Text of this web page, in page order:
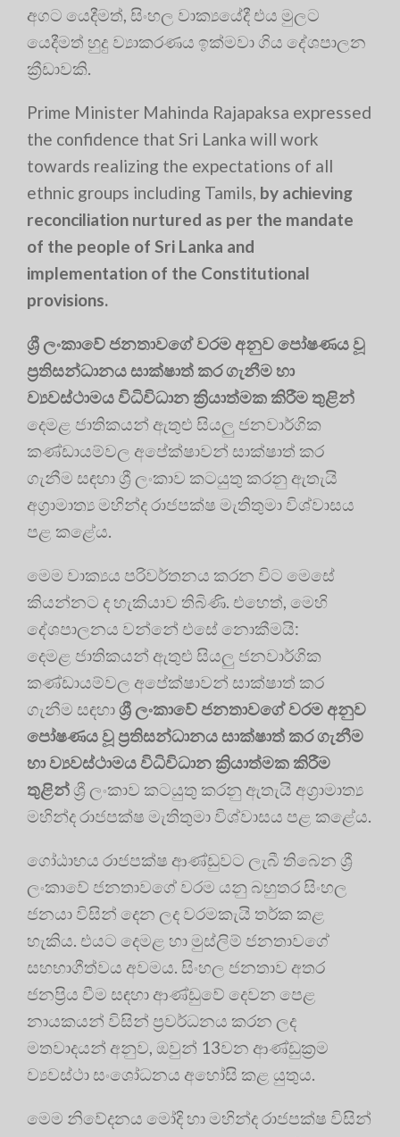
අගට යෙදීමත්, සිංහල වාක්‍යයේදී එය මුලට
යෙදීමත් හුදු ව්‍යාකරණය ඉක්මවා ගිය දේශපාලන
ක්‍රීඩාවකි.
Prime Minister Mahinda Rajapaksa expressed
the confidence that Sri Lanka will work
towards realizing the expectations of all
ethnic groups including Tamils, by achieving
reconciliation nurtured as per the mandate
of the people of Sri Lanka and
implementation of the Constitutional
provisions.
ශ්‍රී ලංකාවේ ජනතාවගේ වරම අනුව පෝෂණය වූ
ප්‍රතිසන්ධානය සාක්ෂාත් කර ගැනීම හා
ව්‍යවස්ථාමය විධිවිධාන ක්‍රියාත්මක කිරීම තුළින්
දෙමළ ජාතිකයන් ඇතුළු සියලු ජනවාර්ගික
කණ්ඩායම්වල අපේක්ෂාවන් සාක්ෂාත් කර
ගැනීම සඳහා ශ්‍රී ලංකාව කටයුතු කරනු ඇතැයි
අග්‍රාමාත්‍ය මහින්ද රාජපක්ෂ මැතිතුමා විශ්වාසය
පළ කළේය.
මෙම වාක්‍යය පරිවර්තනය කරන විට මෙසේ
කියන්නට ද හැකියාව තිබිණි. එහෙත්, මෙහි
දේශපාලනය වන්නේ එසේ නොකීමයි:
දෙමළ ජාතිකයන් ඇතුළු සියලු ජනවාර්ගික
කණ්ඩායම්වල අපේක්ෂාවන් සාක්ෂාත් කර
ගැනීම සඳහාශ්‍රී ලංකාවේ ජනතාවගේ වරම අනුව
පෝෂණය වූ ප්‍රතිසන්ධානය සාක්ෂාත් කර ගැනීම
හා ව්‍යවස්ථාමය විධිවිධාන ක්‍රියාත්මක කිරීම
තුළින් ශ්‍රී ලංකාව කටයුතු කරනු ඇතැයි අග්‍රාමාත්‍ය
මහින්ද රාජපක්ෂ මැතිතුමා විශ්වාසය පළ කළේය.
ගෝඨාභය රාජපක්ෂ ආණ්ඩුවට ලැබී තිබෙන ශ්‍රී
ලංකාවේ ජනතාවගේ වරම යනු බහුතර සිංහල
ජනයා විසින් දෙන ලද වරමකැයි තර්ක කළ
හැකිය. එයට දෙමළ හා මුස්ලිම් ජනතාවගේ
සහභාගීත්වය අවමය. සිංහල ජනතාව අතර
ජනප්‍රිය වීම සඳහා ආණ්ඩුවේ දෙවන පෙළ
නායකයන් විසින් ප්‍රවර්ධනය කරන ලද
මතවාදයන් අනුව, ඔවුන් 13වන ආණ්ඩුක්‍රම
ව්‍යවස්ථා සංශෝධනය අහෝසි කළ යුතුය.
මෙම නිවේදනය මෝදි හා මහින්ද රාජපක්ෂ විසින්